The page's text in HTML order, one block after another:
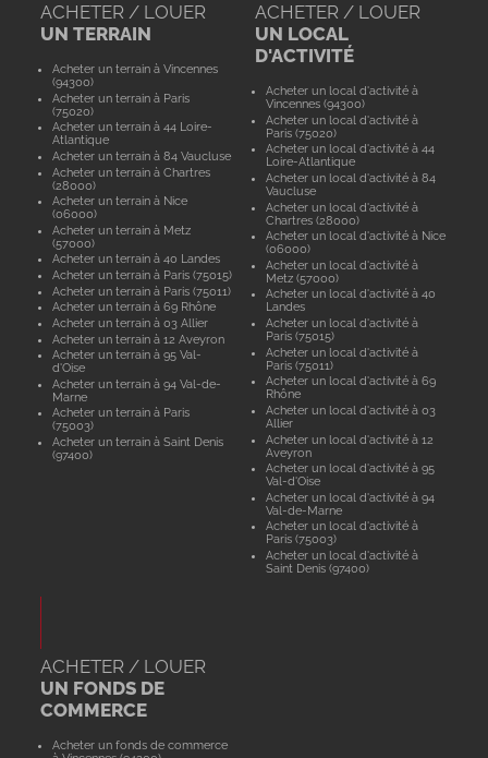
ACHETER / LOUER
UN TERRAIN
Acheter un terrain à Vincennes
(94300)
Acheter un terrain à Paris
(75020)
Acheter un terrain à 44 Loire-
Atlantique
Acheter un terrain à 84 Vaucluse
Acheter un terrain à Chartres
(28000)
Acheter un terrain à Nice
(06000)
Acheter un terrain à Metz
(57000)
Acheter un terrain à 40 Landes
Acheter un terrain à Paris (75015)
Acheter un terrain à Paris (75011)
Acheter un terrain à 69 Rhône
Acheter un terrain à 03 Allier
Acheter un terrain à 12 Aveyron
Acheter un terrain à 95 Val-
d'Oise
Acheter un terrain à 94 Val-de-
Marne
Acheter un terrain à Paris
(75003)
Acheter un terrain à Saint Denis
(97400)
ACHETER / LOUER
UN LOCAL
D'ACTIVITÉ
Acheter un local d'activité à
Vincennes (94300)
Acheter un local d'activité à
Paris (75020)
Acheter un local d'activité à 44
Loire-Atlantique
Acheter un local d'activité à 84
Vaucluse
Acheter un local d'activité à
Chartres (28000)
Acheter un local d'activité à Nice
(06000)
Acheter un local d'activité à
Metz (57000)
Acheter un local d'activité à 40
Landes
Acheter un local d'activité à
Paris (75015)
Acheter un local d'activité à
Paris (75011)
Acheter un local d'activité à 69
Rhône
Acheter un local d'activité à 03
Allier
Acheter un local d'activité à 12
Aveyron
Acheter un local d'activité à 95
Val-d'Oise
Acheter un local d'activité à 94
Val-de-Marne
Acheter un local d'activité à
Paris (75003)
Acheter un local d'activité à
Saint Denis (97400)
ACHETER / LOUER
UN FONDS DE
COMMERCE
Acheter un fonds de commerce